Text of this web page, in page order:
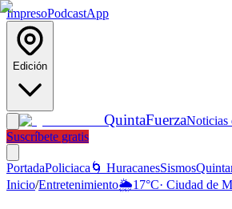
ImpresoPodcastApp
Edición
QuintaFuerzaNoticias
Suscríbete gratis
PortadaPoliciaca 🌀 HuracanesSismos
Inicio/Entretenimiento🌦️17°C· Ciudad de